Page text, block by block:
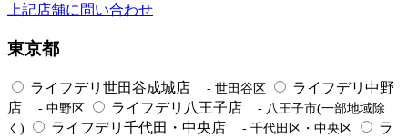
上記店舗に問い合わせ
東京都
ライフデリ世田谷成城店 - 世田谷区
ライフデリ中野
店
- 中野区 ライフデリ八王子店
- 八王子市(一部地域除
く)
ライフデリ千代田・中央店 - 千代田区・中央区
ラ